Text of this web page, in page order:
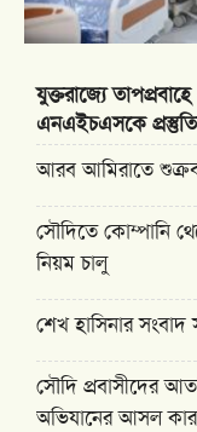
যুক্তরাজ্যে
এনএইচএসকে প্রস্তুতির
আরব আমিরাতে
সৌদিতে কোম্পানি
নিয়ম চালু
শেখ হাসিনার সংবাদ
সৌদি প্রবাসীদের
অভিযানের আসল